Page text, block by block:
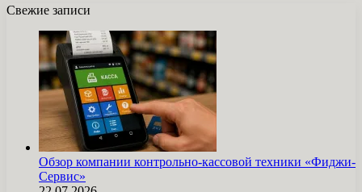
Свежие записи
Обзор компании контрольно-кассовой техники «Фиджи-
Сервис»